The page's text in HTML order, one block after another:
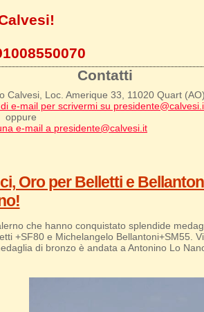
Contatti
Calvesi, Loc. Amerique 33, 11020 Quart
e-mail per scrivermi su
oppure
e-mail a presidente@calvesi.it
Oro per Belletti e
che hanno conquistato splendide
+SF80 e Michelangelo Bellantoni+SM55.
di bronzo è andata a Antonino Lo